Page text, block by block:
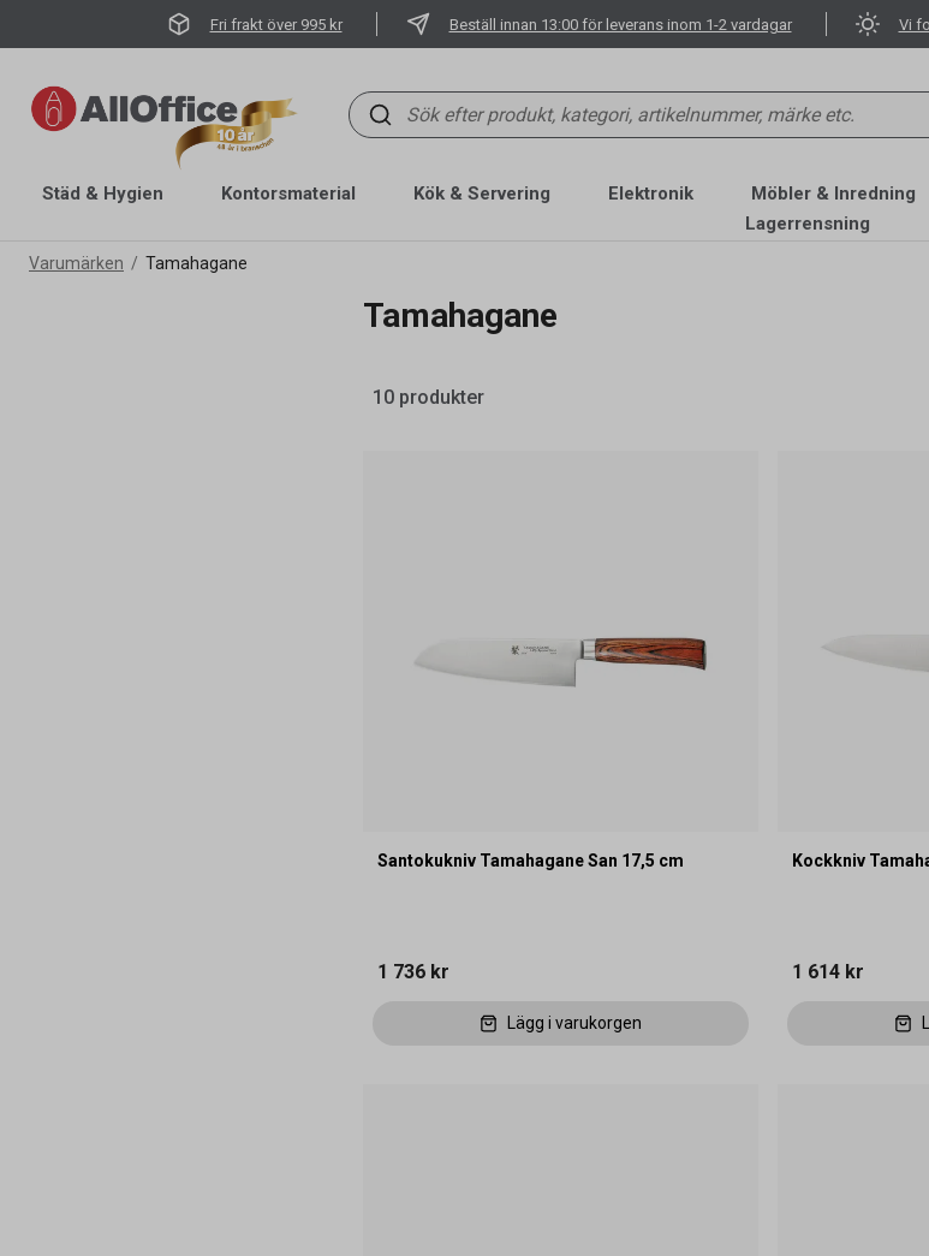
Fri frakt över 995 kr Beställ innan 13:00 för leverans inom 1-2 vardagar Vi
Städ & Hygien Kontorsmaterial Kök & Servering Elektronik Möbler & Inredning
Lagerrensning
Varumärken Tamahagane
Tamahagane
10 produkter
Santokukniv Tamahagane San 17,5 cm
1 736 kr
Lägg i varukorgen
Kockkniv
1 614 kr